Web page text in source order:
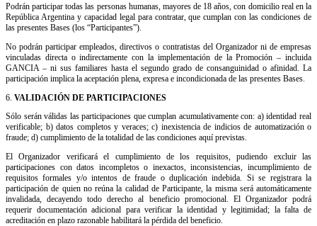
Podrán participar todas las personas humanas, mayores de 18 años, con domicilio real en la
República Argentina y capacidad legal para contratar, que cumplan con las condiciones de
las presentes Bases (los “Participantes”).
No podrán participar empleados, directivos o contratistas del Organizador ni de empresas
vinculadas directa o indirectamente con la implementación de la Promoción – incluida
GANCIA – ni sus familiares hasta el segundo grado de consanguinidad o afinidad. La
participación implica la aceptación plena, expresa e incondicionada de las presentes Bases.
6. VALIDACIÓN DE PARTICIPACIONES
Sólo serán válidas las participaciones que cumplan acumulativamente con: a) identidad real
verificable; b) datos completos y veraces; c) inexistencia de indicios de automatización o
fraude; d) cumplimiento de la totalidad de las condiciones aquí previstas.
El Organizador verificará el cumplimiento de los requisitos, pudiendo excluir las
participaciones con datos incompletos o inexactos, inconsistencias, incumplimiento de
requisitos formales y/o intentos de fraude o duplicación indebida. Si se registrara la
participación de quien no reúna la calidad de Participante, la misma será automáticamente
invalidada, decayendo todo derecho al beneficio promocional. El Organizador podrá
requerir documentación adicional para verificar la identidad y legitimidad; la falta de
acreditación en plazo razonable habilitará la pérdida del beneficio.